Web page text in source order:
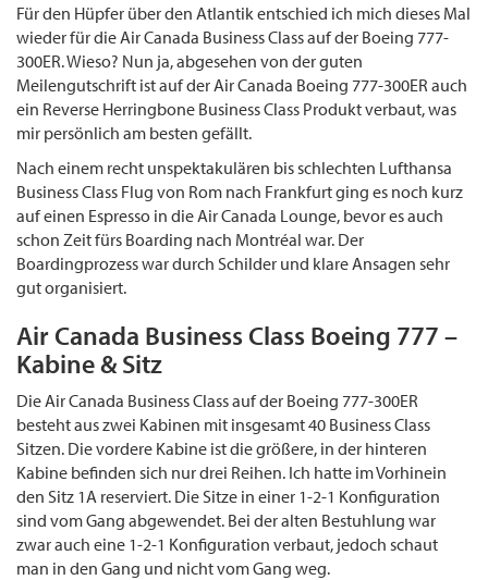
Für den Hüpfer über den Atlantik entschied ich mich dieses Mal
wieder für die Air Canada Business Class auf der Boeing 777-
300ER. Wieso? Nun ja, abgesehen von der guten
Meilengutschrift ist auf der Air Canada Boeing 777-300ER auch
ein Reverse Herringbone Business Class Produkt verbaut, was
mir persönlich am besten gefällt.
Nach einem recht unspektakulären bis schlechten Lufthansa
Business Class Flug von Rom nach Frankfurt ging es noch kurz
auf einen Espresso in die Air Canada Lounge, bevor es auch
schon Zeit fürs Boarding nach Montréal war. Der
Boardingprozess war durch Schilder und klare Ansagen sehr
gut organisiert.
Air Canada Business Class Boeing 777 –
Kabine & Sitz
Die Air Canada Business Class auf der Boeing 777-300ER
besteht aus zwei Kabinen mit insgesamt 40 Business Class
Sitzen. Die vordere Kabine ist die größere, in der hinteren
Kabine befinden sich nur drei Reihen. Ich hatte im Vorhinein
den Sitz 1A reserviert. Die Sitze in einer 1-2-1 Konfiguration
sind vom Gang abgewendet. Bei der alten Bestuhlung war
zwar auch eine 1-2-1 Konfiguration verbaut, jedoch schaut
man in den Gang und nicht vom Gang weg.